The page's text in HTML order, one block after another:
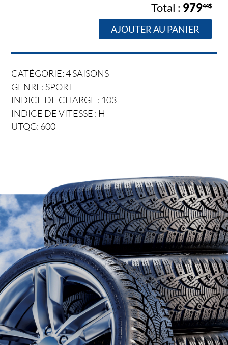
97944$
AJOUTER AU PANIER
CATÉGORIE: 4 SAISONS
GENRE: SPORT
INDICE DE CHARGE : 103
INDICE DE VITESSE : H
UTQG: 600